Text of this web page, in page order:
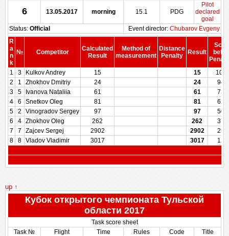
6 13.05.2017 morning 15.1 PDG
Pilot
declared
goal
Status: Official Event director: Chubarov Evgeny
R
a
n
k
№ Competitor
Calculated
Result
Method of
measurement
Distance
Penalty
Result
1
3 Kulkov Andrey 15 15
2
1 Zhokhov Dmitriy 24 24
949
3
5 Ivanova Nataliia 61 61
739
4
6 Snetkov Oleg 81 81
625
5
2 Vinogradov Sergey 97 97
500
6
4 Zhokhov Oleg 262 262
375
7
7 Zajcev Sergej 2902 2902
250
8
8 Vladov Vladimir 3017 3017 125
up ↑
Кубок открытого чемпионата Тульской
области 2017
Task score sheet
Task №
Flight Time Rules Code Title